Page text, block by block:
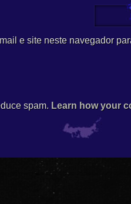
e site neste navegador
spam. Learn how your